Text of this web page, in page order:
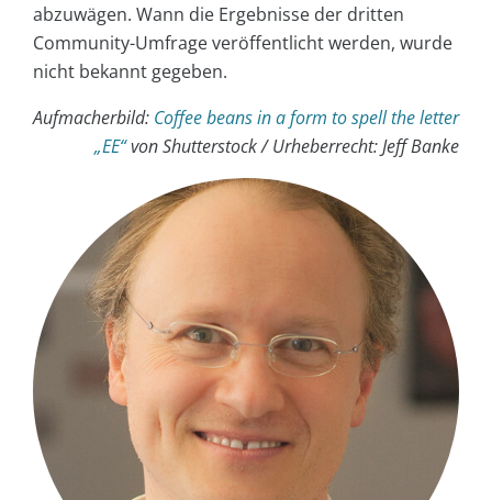
abzuwägen. Wann die Ergebnisse der dritten
Community-Umfrage veröffentlicht werden, wurde
nicht bekannt gegeben.
Aufmacherbild: Coffee beans in a form to spell the letter
„EE“von Shutterstock / Urheberrecht: Jeff Banke